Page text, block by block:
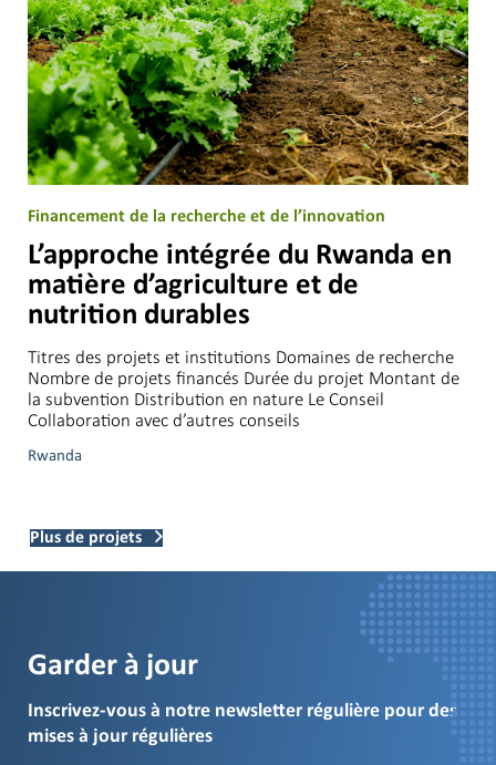
Financement de la recherche et de l’innovation
L’approche intégrée du Rwanda en
matière d’agriculture et de
nutrition durables
Titres des projets et institutions Domaines de recherche
Nombre de projets financés Durée du projet Montant de
la subvention Distribution en nature Le Conseil
Collaboration avec d’autres conseils
Rwanda
Plus de projets
Garder à jour
Inscrivez-vous à notre newsletter régulière pour des
mises à jour régulières